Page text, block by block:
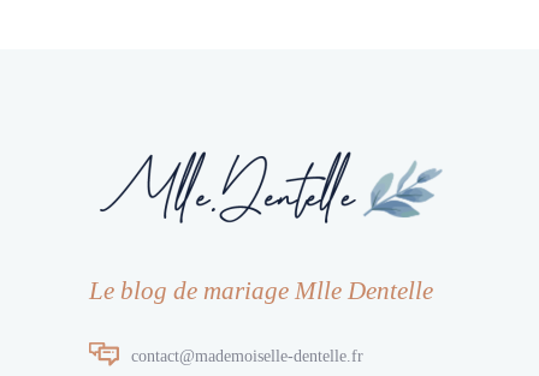
Le blog de mariage Mlle Dentelle
contact@mademoiselle-dentelle.fr